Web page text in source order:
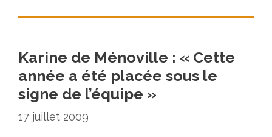
Karine de Ménoville : « Cette
année a été placée sous le
signe de l’équipe »
17 juillet 2009